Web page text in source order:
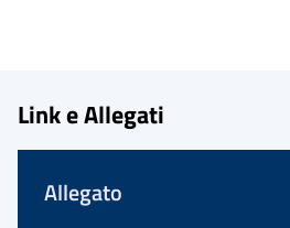
Link e Allegati
Allegato